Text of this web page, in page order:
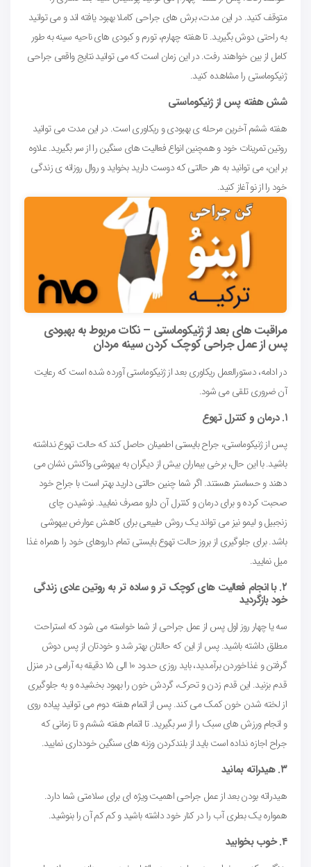
متوقف کنید. در این مدت، برش های جراحی کاملا بهبود یافته اند و می توانید
به راحتی دوش بگیرید. تا هفته چهارم، تورم و کبودی های ناحیه سینه به طور
کامل از بین خواهند رفت. در این زمان است که می توانید نتایج واقعی جراحی
ژنیکوماستی را مشاهده کنید.
شش هفته پس از ژنیکوماستی
هفته ششم آخرین مرحله ی بهبودی و ریکاوری است. در این مدت می توانید
روتین تمرینات خود و همچنین انواع فعالیت های سنگین را از سر بگیرید. علاوه
بر این، می توانید به هر حالتی که دوست دارید بخواید و روال روزانه ی زندگی
خود را از نو آغاز کنید.
مراقبت های بعد از ژنیکوماستی – نکات مربوط به بهبودی
پس از عمل جراحی کوچک کردن سینه مردان
در ادامه، دستورالعمل ریکاوری بعد از ژنیکوماستی آورده شده است که رعایت
آن ضروری تلقی می شود.
۱. درمان و کنترل تهوع
پس از ژنیکوماستی، جراح بایستی اطمینان حاصل کند که حالت تهوع نداشته
باشید. با این حال، برخی بیماران بیش از دیگران به بیهوشی واکنش نشان می
دهند و حساستر هستند. اگر شما چنین حالتی دارید بهتر است با جراح خود
صحبت کرده و برای درمان و کنترل آن دارو مصرف نمایید. نوشیدن چای
زنجبیل و لیمو نیز می تواند یک روش طبیعی برای کاهش عوارض بیهوشی
باشد. برای جلوگیری از بروز حالت تهوع بایستی تمام داروهای خود را همراه غذا
میل نمایید.
۲. با انجام فعالیت های کوچک تر و ساده تر به روتین عادی زندگی
خود بازگردید
سه یا چهار روز اول پس از عمل جراحی از شما خواسته می شود که استراحت
مطلق داشته باشید. پس از این که حالتان بهتر شد و خودتان از پس دوش
گرفتن و غذاخوردن برآمدید، باید روزی حدود ۱۰ الی ۱۵ دقیقه به آرامی در منزل
قدم بزنید. این قدم زدن و تحرک، گردش خون را بهبود بخشیده و به جلوگیری
از لخته شدن خون کمک می کند. پس از اتمام هفته دوم می توانید پیاده روی
و انجام ورزش های سبک را از سر بگیرید. تا اتمام هفته ششم و تا زمانی که
جراح اجازه نداده است باید از بلندکردن وزنه های سنگین خودداری نمایید.
۳. هیدراته بمانید
هیدراته بودن بعد از عمل جراحی اهمیت ویژه ای برای سلامتی شما دارد.
همواره یک بطری آب را در کنار خود داشته باشید و کم کم آن را بنوشید.
۴. خوب بخوابید